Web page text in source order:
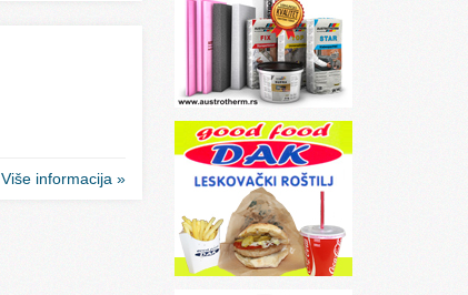
Više informacija »